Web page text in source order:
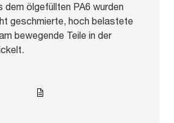
dem ölgefüllten PA6 wurden
geschmierte, hoch belastete
bewegende Teile in der